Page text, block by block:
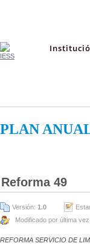
PLAN
Reforma 49
Versión: 1.0
Modificado por última
REFORMA SERVICIO DE